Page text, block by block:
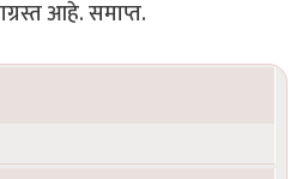
आहे. समाप्त.